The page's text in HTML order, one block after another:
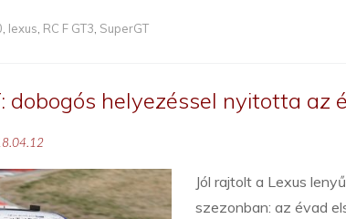
, lexus, RC F GT3, SuperGT
dobogós helyezéssel nyitotta az
Jól rajtolt a Lexus
szezonban: az évad